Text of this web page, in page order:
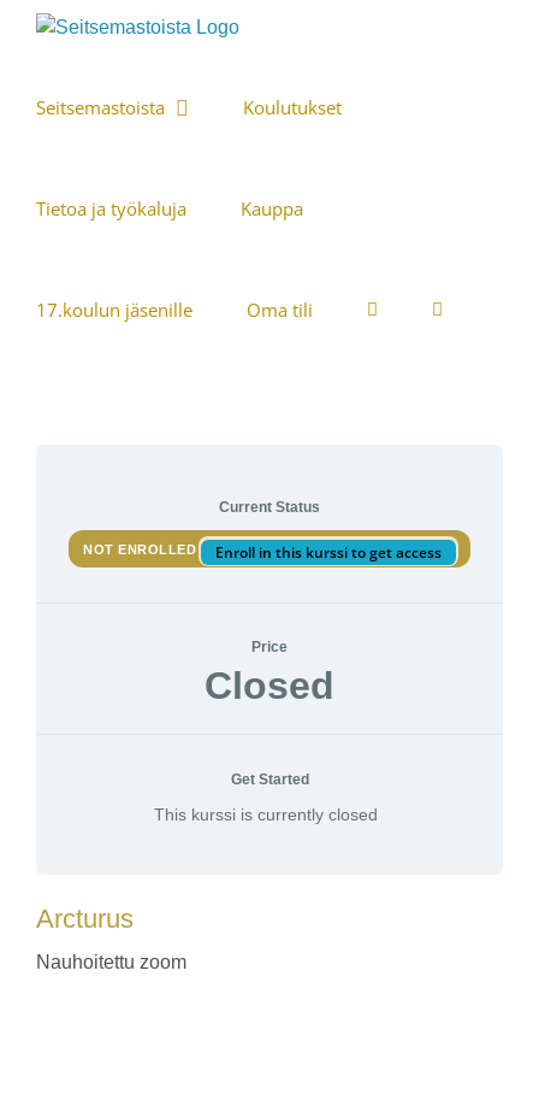
Skip
Seitsemastoista Koulutukset
Tietoa ja työkaluja Kauppa
17.koulun jäsenille Oma tili
Current Status
NOT ENROLLED Enroll in this kurssi to get access
Price
Closed
Get Started
This kurssi is currently closed
Arcturus
Nauhoitettu zoom